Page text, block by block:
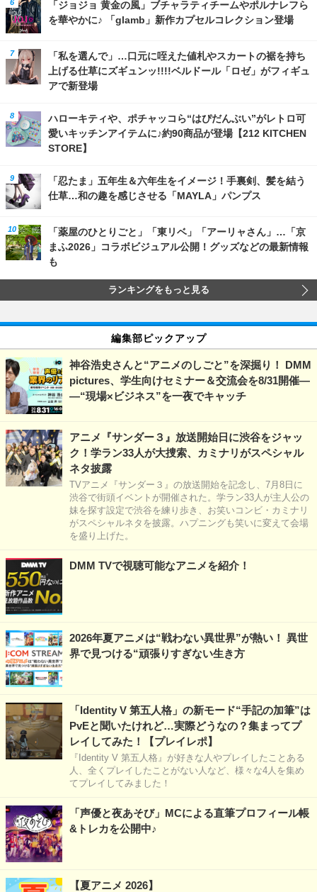
「ジョジョ 黄金の風」ブチャラティチームやポルナレフら
を華やかに♪ 「glamb」新作カプセルコレクション登場
「私を選んで」…口元に咥えた値札やスカートの裾を持ち
上げる仕草にズギュンッ!!!!ベルドール「ロゼ」がフィギュ
アで新登場
ハローキティや、ポチャッコら“はぴだんぶい”がレトロ可
愛いキッチンアイテムに♪約90商品が登場【212 KITCHEN
STORE】
「忍たま」五年生＆六年生をイメージ！手裏剣、髪を結う
仕草…和の趣を感じさせる「MAYLA」パンプス
「薬屋のひとりごと」「東リベ」「アーリャさん」…「京
まふ2026」コラボビジュアル公開！グッズなどの最新情報
も
ランキングをもっと見る
編集部ピックアップ
神谷浩史さんと“アニメのしごと”を深掘り！ DMM
pictures、学生向けセミナー＆交流会を8/31開催―
―“現場×ビジネス”を一夜でキャッチ
アニメ『サンダー３』放送開始日に渋谷をジャッ
ク！学ラン33人が大捜索、カミナリがスペシャル
ネタ披露
TVアニメ『サンダー３』の放送開始を記念し、7月8日に
渋谷で街頭イベントが開催された。学ラン33人が主人公の
妹を探す設定で渋谷を練り歩き、お笑いコンビ・カミナリ
がスペシャルネタを披露。ハプニングも笑いに変えて会場
を盛り上げた。
DMM TVで視聴可能なアニメを紹介！
2026年夏アニメは“戦わない異世界”が熱い！ 異世
界で見つける“頑張りすぎない生き方
「Identity V 第五人格」の新モード“手記の加筆”は
PvEと聞いたけれど…実際どうなの？集まってプ
レイしてみた！【プレイレポ】
『Identity V 第五人格』が好きな人やプレイしたことある
人、全くプレイしたことがない人など、様々な4人を集め
てプレイしてみました！
「声優と夜あそび」MCによる直筆プロフィール帳
&トレカを公開中♪
【夏アニメ 2026】